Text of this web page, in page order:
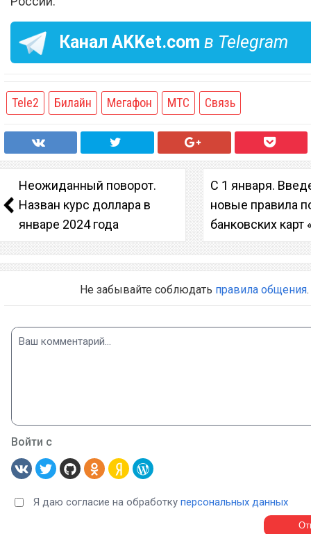
Канал AKKet.com в Telegram
Tele2 Билайн Мегафон МТС Связь
Неожиданный поворот.
Назван курс доллара в
январе 2024 года
С 1 января.
новые правила
банковских карт
Не забывайте соблюдать правила общения.
Войти с
Я даю согласие на обработку персональных данных